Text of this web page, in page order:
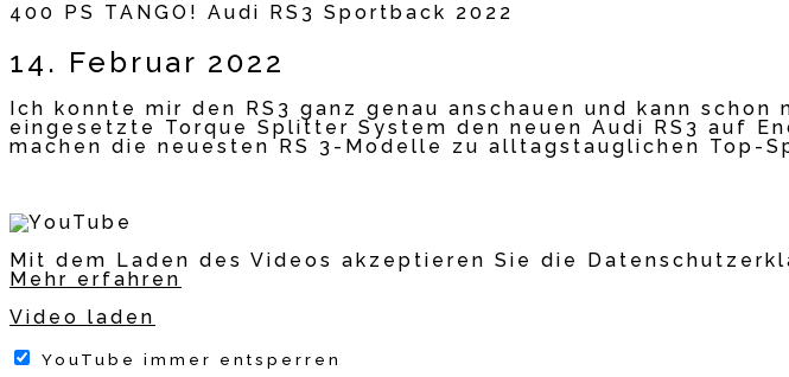
400 PS TANGO! Audi RS3 Sportback 2022
14. Februar 2022
Ich konnte mir den RS3 ganz genau anschauen und kann
eingesetzte Torque Splitter System den neuen Audi RS3 auf
machen die neuesten RS 3-Modelle zu alltagstauglichen Top-
Mit dem Laden des Videos akzeptieren Sie die
Mehr erfahren
Video laden
YouTube immer entsperren